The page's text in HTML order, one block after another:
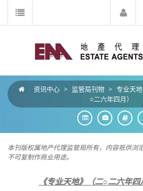
资讯中心 > 监管局刊物 > 专业天地
○二六年四月）
本刊版权属地产代理监管局所有，内容祇供浏
不可复制作商业用途。
《专业天地》（二○二六年四